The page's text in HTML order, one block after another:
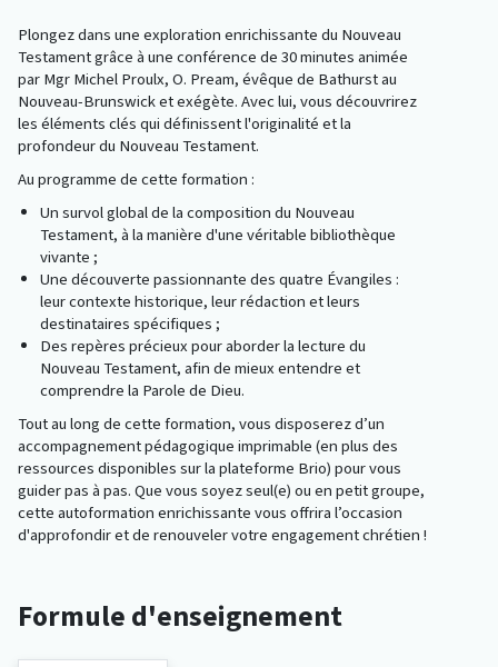
Plongez dans une exploration enrichissante du Nouveau
Testament grâce à une conférence de 30 minutes animée
par Mgr Michel Proulx, O. Pream, évêque de Bathurst au
Nouveau-Brunswick et exégète. Avec lui, vous découvrirez
les éléments clés qui définissent l'originalité et la
profondeur du Nouveau Testament.
Au programme de cette formation :
Un survol global de la composition du Nouveau
Testament, à la manière d'une véritable bibliothèque
vivante ;
Une découverte passionnante des quatre Évangiles :
leur contexte historique, leur rédaction et leurs
destinataires spécifiques ;
Des repères précieux pour aborder la lecture du
Nouveau Testament, afin de mieux entendre et
comprendre la Parole de Dieu.
Tout au long de cette formation, vous disposerez d’un
accompagnement pédagogique imprimable (en plus des
ressources disponibles sur la plateforme Brio) pour vous
guider pas à pas. Que vous soyez seul(e) ou en petit groupe,
cette autoformation enrichissante vous offrira l’occasion
d'approfondir et de renouveler votre engagement chrétien !
Formule d'enseignement